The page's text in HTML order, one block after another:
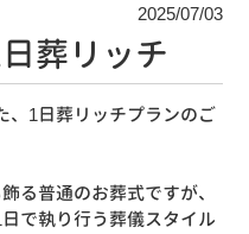
2025/07/03
葬リッチ
、1日葬リッチプランのご
る普通のお葬式ですが、
で執り行う葬儀スタイル